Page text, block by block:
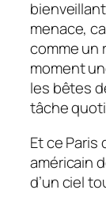
menace,
comme un
moment
les bêtes
tâche
Et ce Paris
américain
d’un ciel